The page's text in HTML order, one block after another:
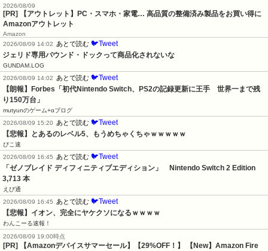
2026/08/09
[PR] 【アウトレット】PC・スマホ・家電… 高品質の整備済み製品をお買い得に
Amazonアウトレット
Amazon
2026/08/09 14:02
あとで読む 🐦Tweet
ジェリド専用バウンド・ドックって商品化されないな
GUNDAM.LOG
2026/08/09 14:02
あとで読む 🐦Tweet
【朗報】Forbes「初代Nintendo Switch、PS2の記録更新に王手　世界一まで残
り150万台」
mutyunのゲーム+αブログ
2026/08/09 15:20
あとで読む 🐦Tweet
【悲報】とあるのレベル5、もうめちゃくちゃｗｗｗｗｗ
ぴこ速
2026/08/09 16:45
あとで読む 🐦Tweet
「ゼノブレイド ディフィニティブエディション」　Nintendo Switch 2 Edition
3,713 本
えび通
2026/08/09 16:45
あとで読む 🐦Tweet
【悲報】イオン、完全にヤケクソになるｗｗｗｗ
わんこーる速報！
2026/08/09 19:00時点
[PR] 【Amazonデバイスサマーセール】【29%OFF！】 【New】Amazon Fire